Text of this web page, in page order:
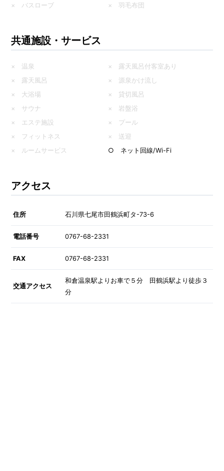
× バスローブ × 羽毛布団
共通施設・サービス
× 温泉
× 露天風呂付客室あり
× 露天風呂
× 源泉かけ流し
× 大浴場
× 貸切風呂
× サウナ
× 岩盤浴
× エステ施設
× プール
× フィットネス
× 送迎
× ルームサービス
○ ネット回線/Wi-Fi
アクセス
住所 石川県七尾市田鶴浜町タ-73-6
電話番号 0767-68-2331
FAX 0767-68-2331
交通アクセス
和倉温泉駅よりお車で５分 田鶴浜駅より徒歩３
分